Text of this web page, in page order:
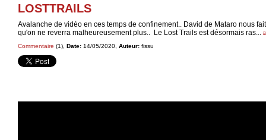
LOSTTRAILS
Avalanche de vidéo en ces temps de confinement.. David de Mataro nous
qu'on ne reverra malheureusement plus.. Le Lost Trails est désormais ras...
Commentaire (1), Date: 14/05/2020, Auteur: fissu